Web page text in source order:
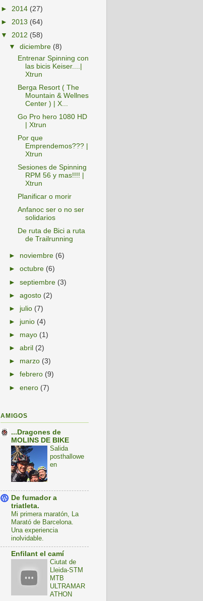
► 2014 (27)
► 2013 (64)
▼ 2012 (58)
▼diciembre (8)
Entrenar Spinning con
las bicis Keiser....|
Xtrun
Berga Resort ( The
Mountain & Wellnes
Center ) | X...
Go Pro hero 1080 HD
| Xtrun
Por que
Emprendemos??? |
Xtrun
Sesiones de Spinning
RPM 56 y mas!!!! |
Xtrun
Planificar o morir
Anfanoc ser o no ser
solidarios
De ruta de Bici a ruta
de Trailrunning
► noviembre (6)
►octubre (6)
►septiembre (3)
►agosto (2)
► julio (7)
► junio (4)
► mayo (1)
►abril (2)
► marzo (3)
►febrero (9)
►enero (7)
AMIGOS
...Dragones de
MOLINS DE BIKE
Salida
posthallowe
en
De fumador a
triatleta.
Mi primera maratón, La
Marató de Barcelona.
Una experiencia
inolvidable.
Enfilant el camí
Ciutat de
Lleida-STM
MTB
ULTRAMAR
ATHON